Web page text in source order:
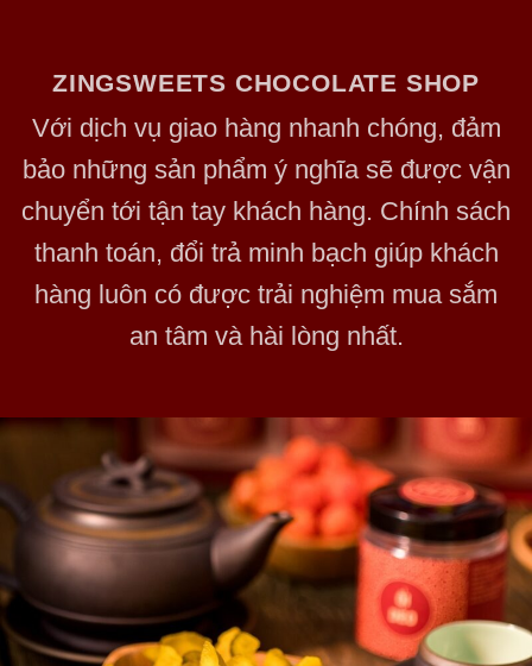
ZINGSWEETS CHOCOLATE SHOP
Với dịch vụ giao hàng nhanh chóng, đảm
bảo những sản phẩm ý nghĩa sẽ được vận
chuyển tới tận tay khách hàng. Chính sách
thanh toán, đổi trả minh bạch giúp khách
hàng luôn có được trải nghiệm mua sắm
an tâm và hài lòng nhất.